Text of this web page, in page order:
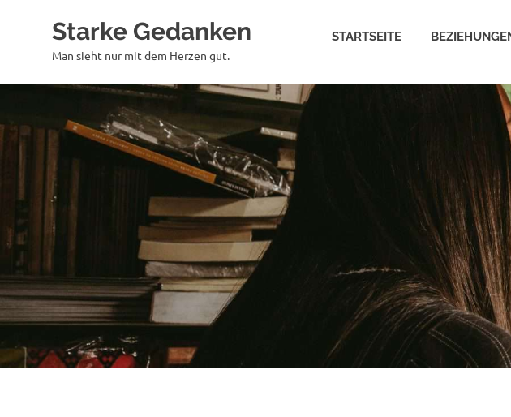
Starke Gedanken
Man sieht nur mit dem Herzen gut.
STARTSEITE